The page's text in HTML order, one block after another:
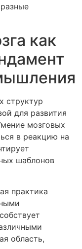
как
структур
для развития
мозговых
в реакцию на
шаблонов
практика
область,